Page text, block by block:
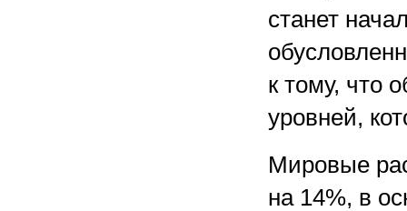
станет
к тому, что
уровней,
Мировые
на 14%, в